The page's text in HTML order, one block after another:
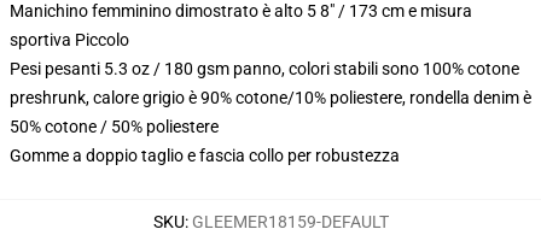
Manichino femminino dimostrato è alto 5 8" / 173 cm e misura
sportiva Piccolo
Pesi pesanti 5.3 oz / 180 gsm panno, colori stabili sono 100% cotone
preshrunk, calore grigio è 90% cotone/10% poliestere, rondella denim è
50% cotone / 50% poliestere
Gomme a doppio taglio e fascia collo per robustezza
SKU: GLEEMER18159-DEFAULT